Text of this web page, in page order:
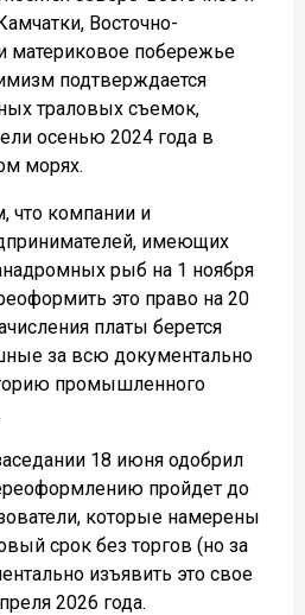
Восточно-
материковое побережье
подтверждается
траловых съемок,
осенью 2024 года в
морях.
что компании и
имеющих
рыб на 1 ноября
это право на 20
платы берется
за всю документально
промышленного
18 июня одобрил
пройдет до
которые намерены
срок без торгов (но за
изъявить это свое
2026 года.